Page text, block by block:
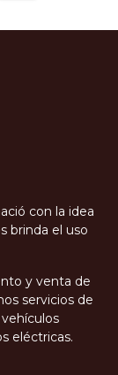
con la idea
brinda el uso
y venta de
servicios de
eléctricas.